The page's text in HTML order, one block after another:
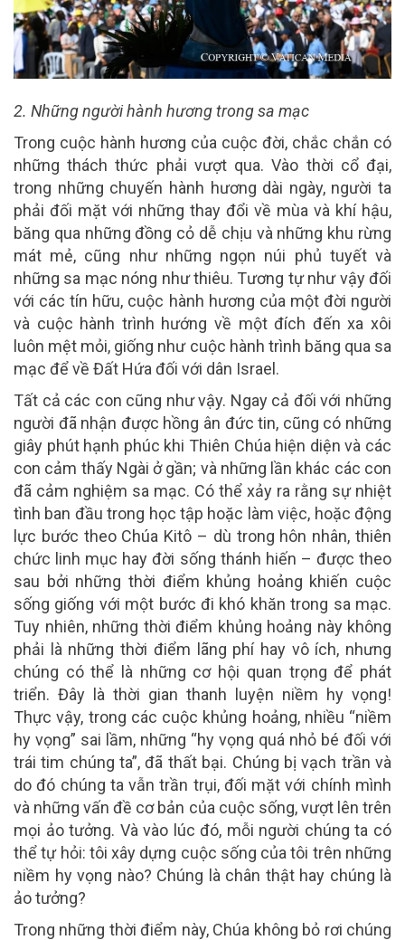
2. Những người hành hương trong sa mạc
Trong cuộc hành hương của cuộc đời, chắc chắn có
những thách thức phải vượt qua. Vào thời cổ đại,
trong những chuyến hành hương dài ngày, người ta
phải đối mặt với những thay đổi về mùa và khí hậu,
băng qua những đồng cỏ dễ chịu và những khu rừng
mát mẻ, cũng như những ngọn núi phủ tuyết và
những sa mạc nóng như thiêu. Tương tự như vậy đối
với các tín hữu, cuộc hành hương của một đời người
và cuộc hành trình hướng về một đích đến xa xôi
luôn mệt mỏi, giống như cuộc hành trình băng qua sa
mạc để về Đất Hứa đối với dân Israel.
Tất cả các con cũng như vậy. Ngay cả đối với những
người đã nhận được hồng ân đức tin, cũng có những
giây phút hạnh phúc khi Thiên Chúa hiện diện và các
con cảm thấy Ngài ở gần; và những lần khác các con
đã cảm nghiệm sa mạc. Có thể xảy ra rằng sự nhiệt
tình ban đầu trong học tập hoặc làm việc, hoặc động
lực bước theo Chúa Kitô – dù trong hôn nhân, thiên
chức linh mục hay đời sống thánh hiến – được theo
sau bởi những thời điểm khủng hoảng khiến cuộc
sống giống với một bước đi khó khăn trong sa mạc.
Tuy nhiên, những thời điểm khủng hoảng này không
phải là những thời điểm lãng phí hay vô ích, nhưng
chúng có thể là những cơ hội quan trọng để phát
triển. Đây là thời gian thanh luyện niềm hy vọng!
Thực vậy, trong các cuộc khủng hoảng, nhiều “niềm
hy vọng” sai lầm, những “hy vọng quá nhỏ bé đối với
trái tim chúng ta”, đã thất bại. Chúng bị vạch trần và
do đó chúng ta vẫn trần trụi, đối mặt với chính mình
và những vấn đề cơ bản của cuộc sống, vượt lên trên
mọi ảo tưởng. Và vào lúc đó, mỗi người chúng ta có
thể tự hỏi: tôi xây dựng cuộc sống của tôi trên những
niềm hy vọng nào? Chúng là chân thật hay chúng là
ảo tưởng?
Trong những thời điểm này, Chúa không bỏ rơi chúng